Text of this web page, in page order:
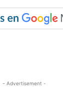
- Advertisement -